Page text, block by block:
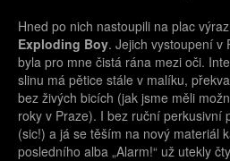
Hned po nich nastoupili na plac
Exploding Boy. Jejich vystoupení v
byla pro mne čistá rána mezi oči.
slinu má pětice stále v malíku,
bez živých bicích (jak jsme měli
roky v Praze). I bez ruční perkusivní
(sic!) a já se těším na nový materiál
posledního alba „Alarm!“ už utekly